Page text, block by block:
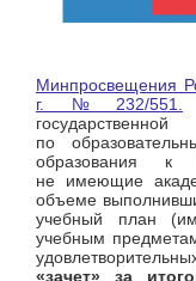
Минпросвещения
г. № 232/551.
по
образования к
не имеющие
объеме
учебный план
учебным
«зачет» за